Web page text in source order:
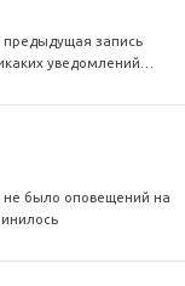
запись
уведомлений…
не было оповещений на